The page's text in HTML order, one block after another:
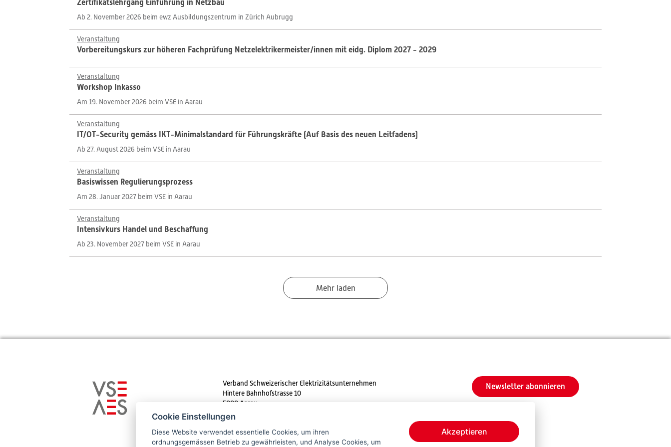
Zertifikatslehrgang Einführung in Netzbau
Ab 2. November 2026 beim ewz Ausbildungszentrum in Zürich Aubrugg
Veranstaltung
Vorbereitungskurs zur höheren Fachprüfung Netzelektrikermeister/innen mit eidg. Diplom 2027 - 2029
Veranstaltung
Workshop Inkasso
Am 19. November 2026 beim VSE in Aarau
Veranstaltung
IT/OT-Security gemäss IKT-Minimalstandard für Führungskräfte (Auf Basis des neuen Leitfadens)
Ab 27. August 2026 beim VSE in Aarau
Veranstaltung
Basiswissen Regulierungsprozess
Am 28. Januar 2027 beim VSE in Aarau
Veranstaltung
Intensivkurs Handel und Beschaffung
Ab 23. November 2027 beim VSE in Aarau
Mehr laden
Verband Schweizerischer Elektrizitätsunternehmen
Hintere Bahnhofstrasse 10
5000 Aarau
Tel. +41 62 825 25 25
E-mail:info@strom.ch
Newsletter abonnieren
Cookie Einstellungen
Diese Website verwendet essentielle Cookies, um ihren
ordnungsgemässen Betrieb zu gewährleisten, und Analyse Cookies, um
Akzeptieren